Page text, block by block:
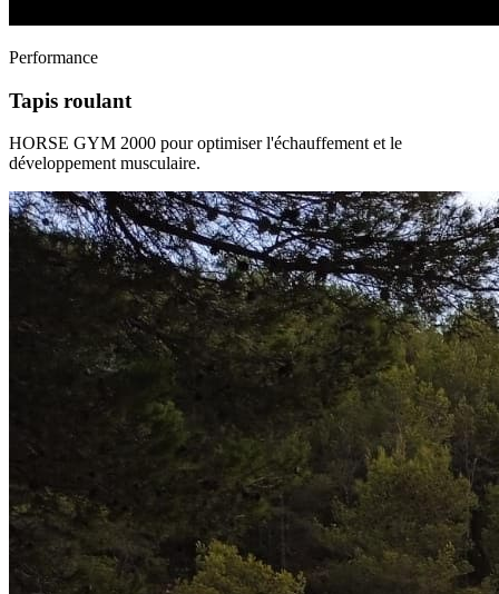
Performance
Tapis roulant
HORSE GYM 2000 pour optimiser l'échauffement et le
développement musculaire.